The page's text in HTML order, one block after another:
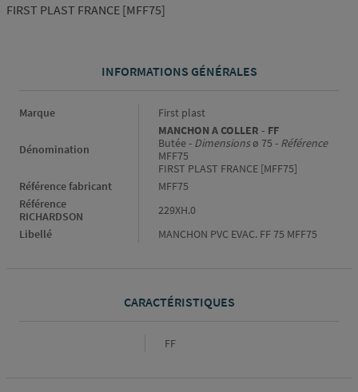
FIRST PLAST FRANCE [MFF75]
INFORMATIONS GÉNÉRALES
Informations générales
Marque First plast
Dénomination
MANCHON A COLLER - FF
Butée - Dimensionsø 75 - Référence
MFF75
FIRST PLAST FRANCE [MFF75]
Référence fabricant
MFF75
Référence
RICHARDSON
229XH.0
Libellé
MANCHON PVC EVAC. FF 75 MFF75
CARACTÉRISTIQUES
FF